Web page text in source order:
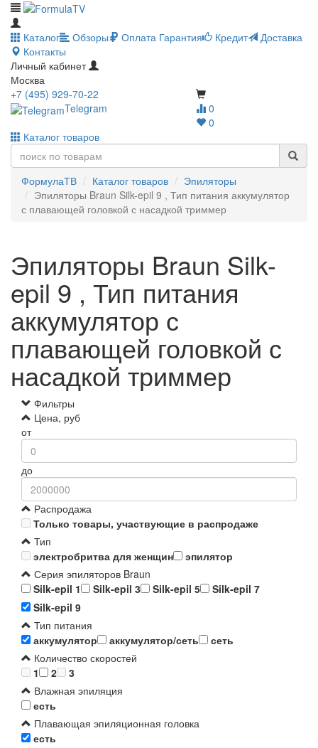
Каталог Обзоры Оплата Гарантия Кредит
Доставка
Контакты
Личный кабинет
Москва
0
0
+7 (495) 929-70-22
Telegram
Каталог товаров
ФормулаТВ Каталог товаров
Эпиляторы
Эпиляторы Braun Silk-epil 9 , Тип питания аккумулятор
с плавающей головкой с насадкой триммер
Эпиляторы Braun Silk-
epil 9 , Тип питания
аккумулятор с
плавающей головкой с
насадкой триммер
Фильтры
Цена, руб
от
до
Распродажа
Только товары, участвующие в распродаже
Тип
электробритва для женщин
эпилятор
Серия эпиляторов Braun
Silk-epil 1
Silk-epil 3 Silk-epil 5
Silk-epil 7
Silk-epil 9
Тип питания
аккумулятор
аккумулятор/сеть
сеть
Количество скоростей
1
2
3
Влажная эпиляция
есть
Плавающая эпиляционная головка
есть